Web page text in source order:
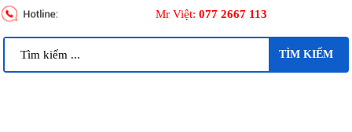
Mr Việt: 077 2667 113
TÌM KIẾM